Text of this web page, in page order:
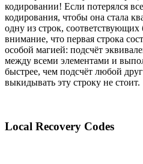
кодировании! Если потерялся
кодирования, чтобы она стала
одну из строк,
внимание, что первая строка
особой магией: подсчёт
между всеми элементами и
быстрее, чем подсчёт любой
выкидывать эту строку не стоит.
Local Recovery Codes